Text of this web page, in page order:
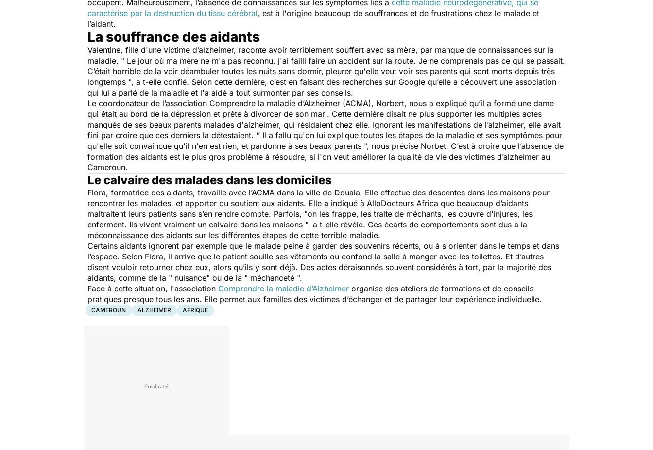
occupent. Malheureusement, l’absence de connaissances sur les symptômes liés à cette maladie neurodégénérative, qui se
caractérise par la destruction du tissu cérébral, est à l'origine beaucoup de souffrances et de frustrations chez le malade et
l’aidant.
La souffrance des aidants
Valentine, fille d'une victime d’alzheimer, raconte avoir terriblement souffert avec sa mère, par manque de connaissances sur la
maladie. " Le jour où ma mère ne m'a pas reconnu, j'ai failli faire un accident sur la route. Je ne comprenais pas ce qui se passait.
C’était horrible de la voir déambuler toutes les nuits sans dormir, pleurer qu'elle veut voir ses parents qui sont morts depuis très
longtemps ", a t-elle confié. Selon cette dernière, c’est en faisant des recherches sur Google qu’elle a découvert une association
qui lui a parlé de la maladie et l'a aidé a tout surmonter par ses conseils.
Le coordonateur de l’association Comprendre la maladie d’Alzheimer (ACMA), Norbert, nous a expliqué qu’il a formé une dame
qui était au bord de la dépression et prête à divorcer de son mari. Cette dernière disait ne plus supporter les multiples actes
manqués de ses beaux parents malades d'alzheimer, qui résidaient chez elle. Ignorant les manifestations de l’alzheimer, elle avait
fini par croire que ces derniers la détestaient. ‘’ Il a fallu qu'on lui explique toutes les étapes de la maladie et ses symptômes pour
qu'elle soit convaincue qu'il n'en est rien, et pardonne à ses beaux parents ", nous précise Norbet. C’est à croire que l’absence de
formation des aidants est le plus gros problème à résoudre, si l'on veut améliorer la qualité de vie des victimes d’alzheimer au
Cameroun.
Le calvaire des malades dans les domiciles
Flora, formatrice des aidants, travaille avec l’ACMA dans la ville de Douala. Elle effectue des descentes dans les maisons pour
rencontrer les malades, et apporter du soutient aux aidants. Elle a indiqué à AlloDocteurs Africa que beaucoup d’aidants
maltraitent leurs patients sans s’en rendre compte. Parfois, "on les frappe, les traite de méchants, les couvre d'injures, les
enferment. Ils vivent vraiment un calvaire dans les maisons ", a t-elle révélé. Ces écarts de comportements sont dus à la
méconnaissance des aidants sur les différentes étapes de cette terrible maladie.
Certains aidants ignorent par exemple que le malade peine à garder des souvenirs récents, ou à s'orienter dans le temps et dans
l’espace. Selon Flora, il arrive que le patient souille ses vêtements ou confond la salle à manger avec les toilettes. Et d’autres
disent vouloir retourner chez eux, alors qu’ils y sont déjà. Des actes déraisonnés souvent considérés à tort, par la majorité des
aidants, comme de la " nuisance" ou de la " méchanceté ".
Face à cette situation, l'association Comprendre la maladie d’Alzheimer organise des ateliers de formations et de conseils
pratiques presque tous les ans. Elle permet aux familles des victimes d’échanger et de partager leur expérience individuelle.
CAMEROUN ALZHEIMER AFRIQUE